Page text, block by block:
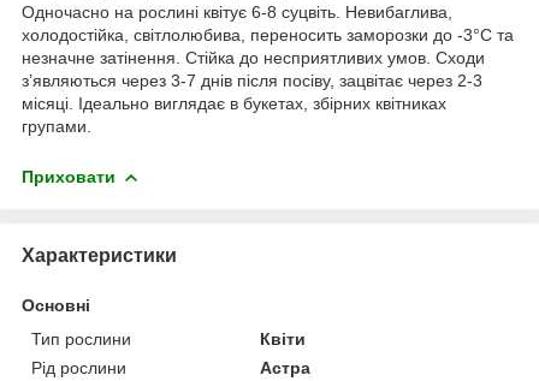
Одночасно на рослині квітує 6-8 суцвіть. Невибаглива,
холодостійка, світлолюбива, переносить заморозки до -3°С та
незначне затінення. Стійка до несприятливих умов. Сходи
з’являються через 3-7 днів після посіву, зацвітає через 2-3
місяці. Ідеально виглядає в букетах, збірних квітниках
групами.
Приховати
Характеристики
Основні
Тип рослини
Квіти
Рід рослини
Астра